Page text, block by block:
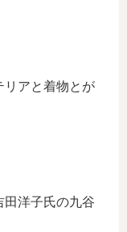
リアと着物とが
田洋子氏の九谷